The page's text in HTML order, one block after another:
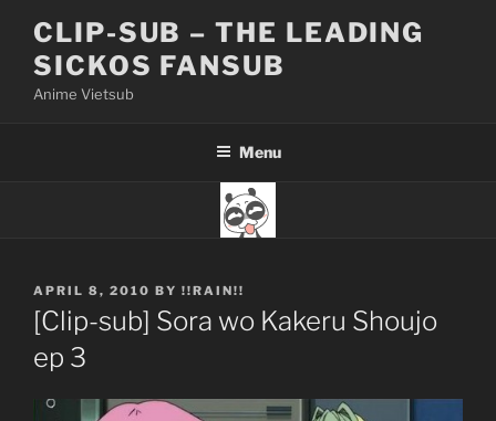
content
CLIP-SUB – THE LEADING
SICKOS FANSUB
Anime Vietsub
Menu
POSTED
ON
APRIL 8, 2010 BY !!RAIN!!
[Clip-sub] Sora wo Kakeru Shoujo
ep 3